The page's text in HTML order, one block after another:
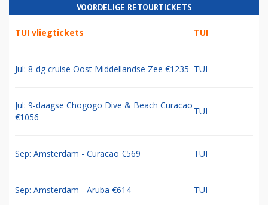
VOORDELIGE RETOURTICKETS
TUI vliegtickets TUI
Jul: 8-dg cruise Oost Middellandse Zee €1235 TUI
Jul: 9-daagse Chogogo Dive & Beach Curacao
€1056
TUI
Sep: Amsterdam - Curacao €569 TUI
Sep: Amsterdam - Aruba €614 TUI